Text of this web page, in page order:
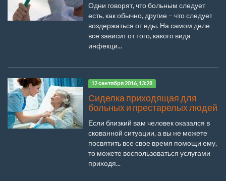
Одни говорят, что больным следует
есть, как обычно, другие – что следует
воздержаться от еды. На самом деле
все зависит от того, какого вида
инфекци...
12 сентября 2016, 13:28
Сиделка приходящая для
больных и престарелых людей
Если близкий вам человек оказался в
скованной ситуации, а вы не можете
посвятить все свое время помощи ему,
то можете воспользоваться услугами
приходя...